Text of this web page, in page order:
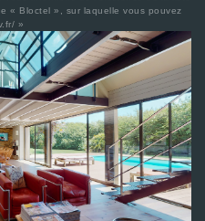
« Bloctel », sur laquelle vous pouvez
»